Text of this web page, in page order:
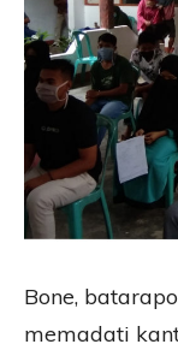
Bone,
memadati